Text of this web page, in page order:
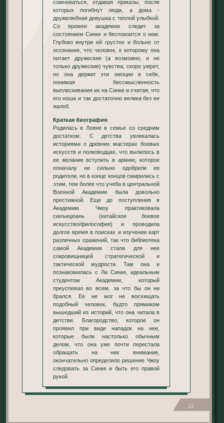
сомневаться, отдавая приказы, после
которых погибнут люди, а дома -
дружелюбная девушка с теплой улыбкой.
Со времен академии следит за
состоянием Синке и беспокоится о нем.
Глубоко внутри ей грустно и больно от
осознания, что человек, к которому она
питает дружеские (а возможно, и не
только дружеские) чувства, скоро умрет,
но она держит эти эмоции в себе,
понимая бессмысленность
выплескивания их на Синке и считая, что
его ноша и так достаточно велика без ее
жалоб.
Краткая биография:
Родилась в Лояне в семье со средним
достатком. С детства увлекалась
историями о древних мастерах боевых
искусств и полководцах, что вылилось в
ее желание вступить в армию, которое
поначалу не сильно одобрили ее
родители, но в конце концов смирились с
этим, тем более что учеба в центральной
Военной Академии была довольно
престижной. Еще до поступления в
Академию Чжоу практиковала
синъицюань (китайское боевое
искусство/философия) и проводила
долгое время в поисках и изучении карт
различных сражений, так что библиотека
самой Академии стала для нее
сокровищницей стратегической и
тактической мудрости. Там она и
познакомилась с Ли Синке, идеальным
студентом Академии, который
преуспевал во всем, за что бы он ни
брался. Ее не мог не восхищать
подобный человек, будто прямиком
вышедший из историй, что она читала в
детстве. Благородство, которое он
проявил при виде нападок на нее,
которые были настолько обычным
делом, что она уже почти перестала
обращать на них внимание,
окончательно определило решение Чжоу
следовать за Синке и быть его правой
рукой.
+2